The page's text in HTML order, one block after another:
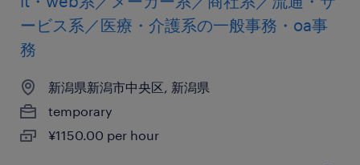
ービス系／医療・介護系の一般事務・oa事
務
新潟県新潟市中央区, 新潟県
temporary
¥1150.00 per hour